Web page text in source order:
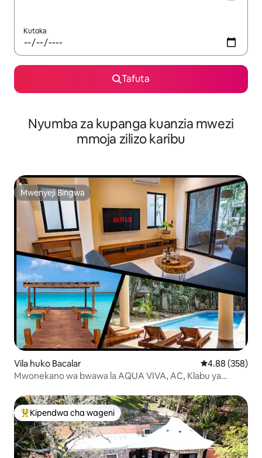
Kutoka
Tafuta
Nyumba za kupanga kuanzia mwezi
mmoja zilizo karibu
Mwenyeji Bingwa
Mwenyeji Bingwa
Vila huko Bacalar Ukadiriaji wa
4.88 (358)
Mwonekano wa bwawa la AQUA VIVA, AC, Klabu ya
Kipendwa maarufu cha wageni
Kipendwa cha wageni